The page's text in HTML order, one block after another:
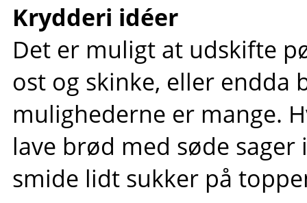
Krydderi idéer
Det er muligt at udskifte
ost og skinke, eller endda
mulighederne er mange.
lave brød med søde
smide lidt sukker på